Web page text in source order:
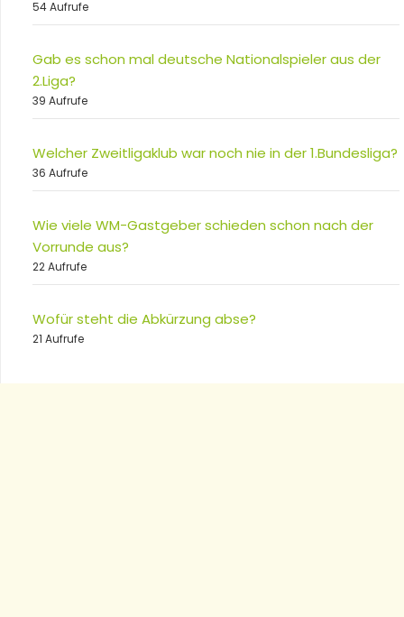
54 Aufrufe
Gab es schon mal deutsche Nationalspieler aus der
2.Liga?
39 Aufrufe
Welcher Zweitligaklub war noch nie in der 1.Bundesliga?
36 Aufrufe
Wie viele WM-Gastgeber schieden schon nach der
Vorrunde aus?
22 Aufrufe
Wofür steht die Abkürzung abse?
21 Aufrufe